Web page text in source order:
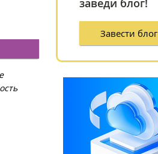
заведи блог!
Завести блог